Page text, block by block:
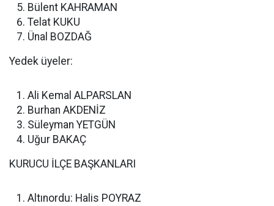
Bülent KAHRAMAN
Telat KUKU
Ünal BOZDAĞ
Yedek üyeler:
Ali Kemal ALPARSLAN
Burhan AKDENİZ
Süleyman YETGÜN
Uğur BAKAÇ
KURUCU İLÇE BAŞKANLARI
Altınordu: Halis POYRAZ